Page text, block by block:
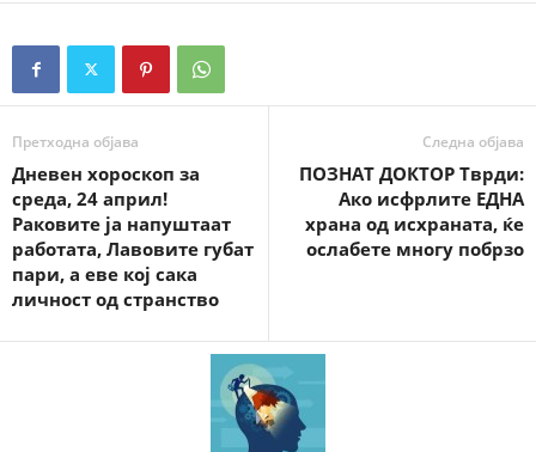
Претходна објава
Дневен хороскоп за
среда, 24 април!
Раковите ја напуштаат
работата, Лавовите губат
пари, а еве кој сака
личност од странство
Следна објава
ПОЗНАТ ДОКТОР Тврди:
Ако исфрлите ЕДНА
храна од исхраната, ќе
ослабете многу побрзо